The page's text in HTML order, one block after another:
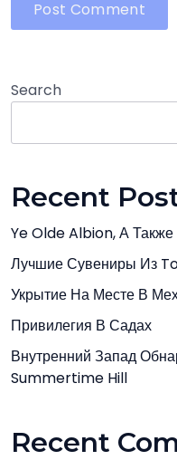
Search
Recent
Ye Olde Albion, А
Лучшие Сувениры Из
Укрытие На Месте В
Привилегия В Садах
Внутренний Запад
Summertime Hill
Recent